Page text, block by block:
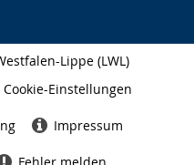
Lippe (LWL)
Cookie-Einstellungen
Impressum